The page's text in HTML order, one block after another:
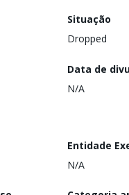
Situação
Dropped
Data de
N/A
Entidade
N/A